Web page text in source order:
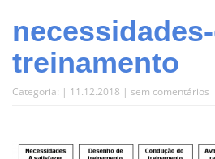
treinamento
Categoria: | 11.12.2018 | sem comentários